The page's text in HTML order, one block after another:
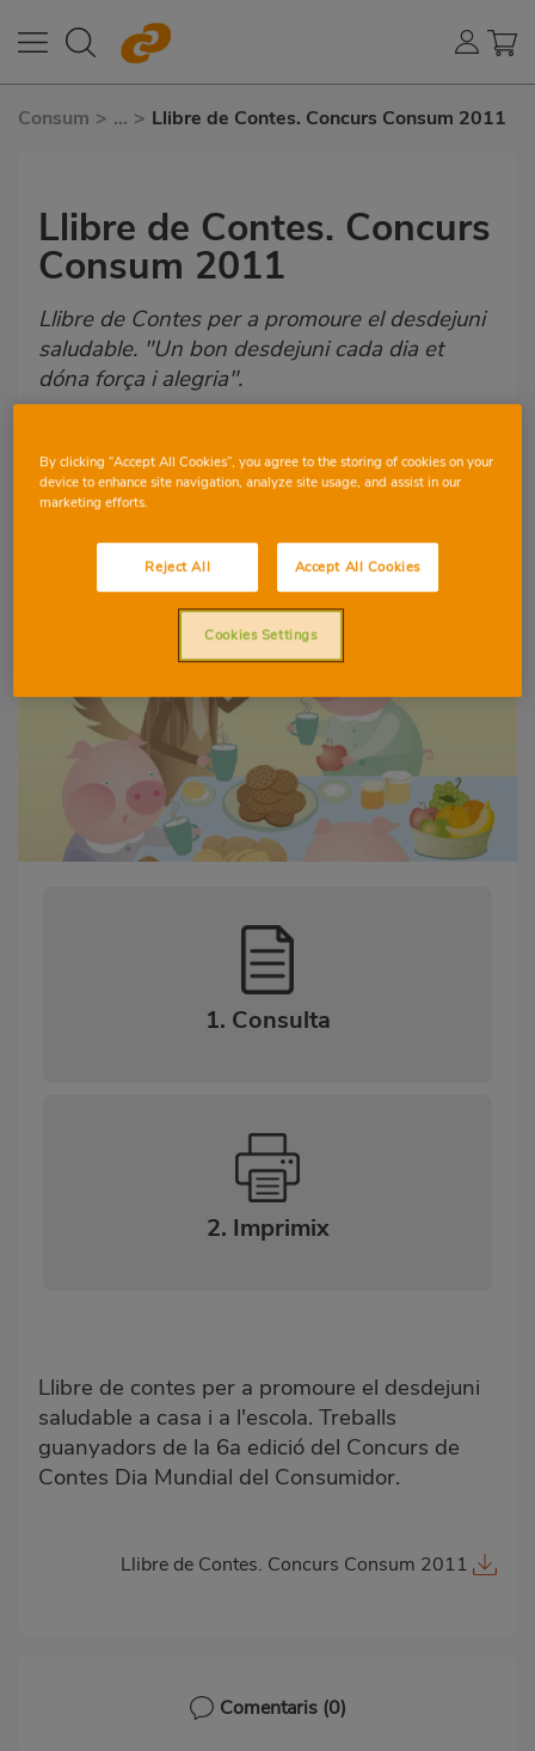
Consum > ... > Llibre de Contes. Concurs Consum 2011
Llibre de Contes. Concurs
Consum 2011
Llibre de Contes per a promoure el desdejuni
saludable. "Un bon desdejuni cada dia et
dóna força i alegria".
ACTIVITAT A L'AULA MIRA-HO TOT
11-12 ANYS LLIBRE DE CONTES
1. Consulta
2. Imprimix
Llibre de contes per a promoure el desdejuni
saludable a casa i a l'escola. Treballs
guanyadors de la 6a edició del Concurs de
Contes Dia Mundial del Consumidor.
Llibre de Contes. Concurs Consum 2011
Comentaris (0)
By clicking “Accept All Cookies”, you agree to the storing of cookies on your
device to enhance site navigation, analyze site usage, and assist in our
marketing efforts.
Reject All Accept All Cookies
Cookies Settings